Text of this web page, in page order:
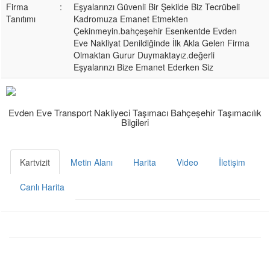
Firma
Tanıtımı
:
Eşyalarınzı Güvenli Bir Şekilde Biz Tecrübeli
Kadromuza Emanet Etmekten
Çekinmeyin.bahçeşehir Esenkentde Evden
Eve Nakliyat Denildiğinde İlk Akla Gelen Firma
Olmaktan Gurur Duymaktayız.değerli
Eşyalarınzı Bize Emanet Ederken Siz
Evden Eve Transport Nakliyeci Taşımacı Bahçeşehir Taşımacılık
Bilgileri
Kartvizit Metin Alanı Harita Video İletişim
Canlı Harita